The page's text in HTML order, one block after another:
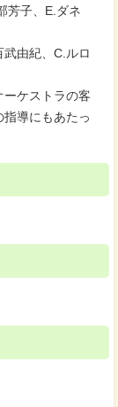
芳子、E.ダネ
由紀、C.ルロ
ケストラの客
導にもあたっ